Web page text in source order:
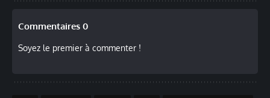
Commentaires 0
Soyez le premier à commenter !